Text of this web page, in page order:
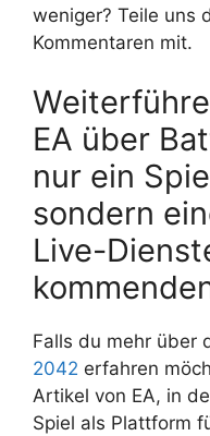
weniger? Teile uns
Kommentaren mit.
EA über
nur ein
sondern
Live-
Falls du mehr über
2042 erfahren
Artikel von EA, in
Spiel als Plattform